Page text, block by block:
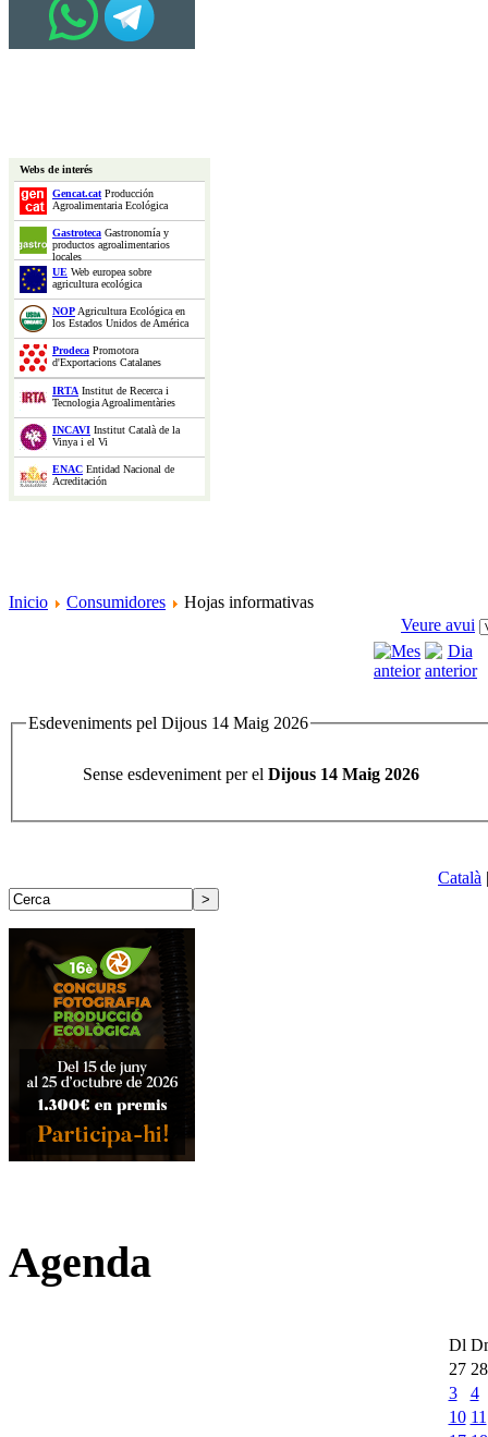
Webs de interés
Gencat.catProducción
Agroalimentaria Ecológica
Gastroteca Gastronomía y
productos agroalimentarios
locales
UE Web europea sobre
agricultura ecológica
NOPAgricultura Ecológica en
los Estados Unidos de América
Prodeca Promotora
d'Exportacions Catalanes
IRTA Institut de Recerca i
Tecnologia Agroalimentàries
INCAVI Institut Català de la
Vinya i el Vi
ENAC Entidad Nacional de
Acreditación
Inicio Consumidores
Hojas informativas
Veure avui
Esdeveniments pel Dijous 14 Maig 2026
Sense esdeveniment per el Dijous 14 Maig 2026
Català
Agenda
Dl
27 28
3
4
10 11